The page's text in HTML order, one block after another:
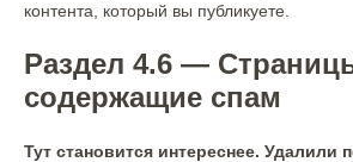
контента, который вы публикуете.
Раздел 4.6 —
содержащие спам
Тут становится интереснее. Удалили